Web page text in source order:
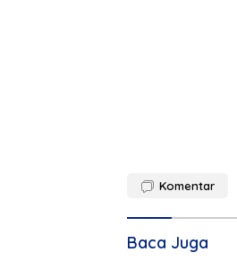
Komentar
Baca Juga